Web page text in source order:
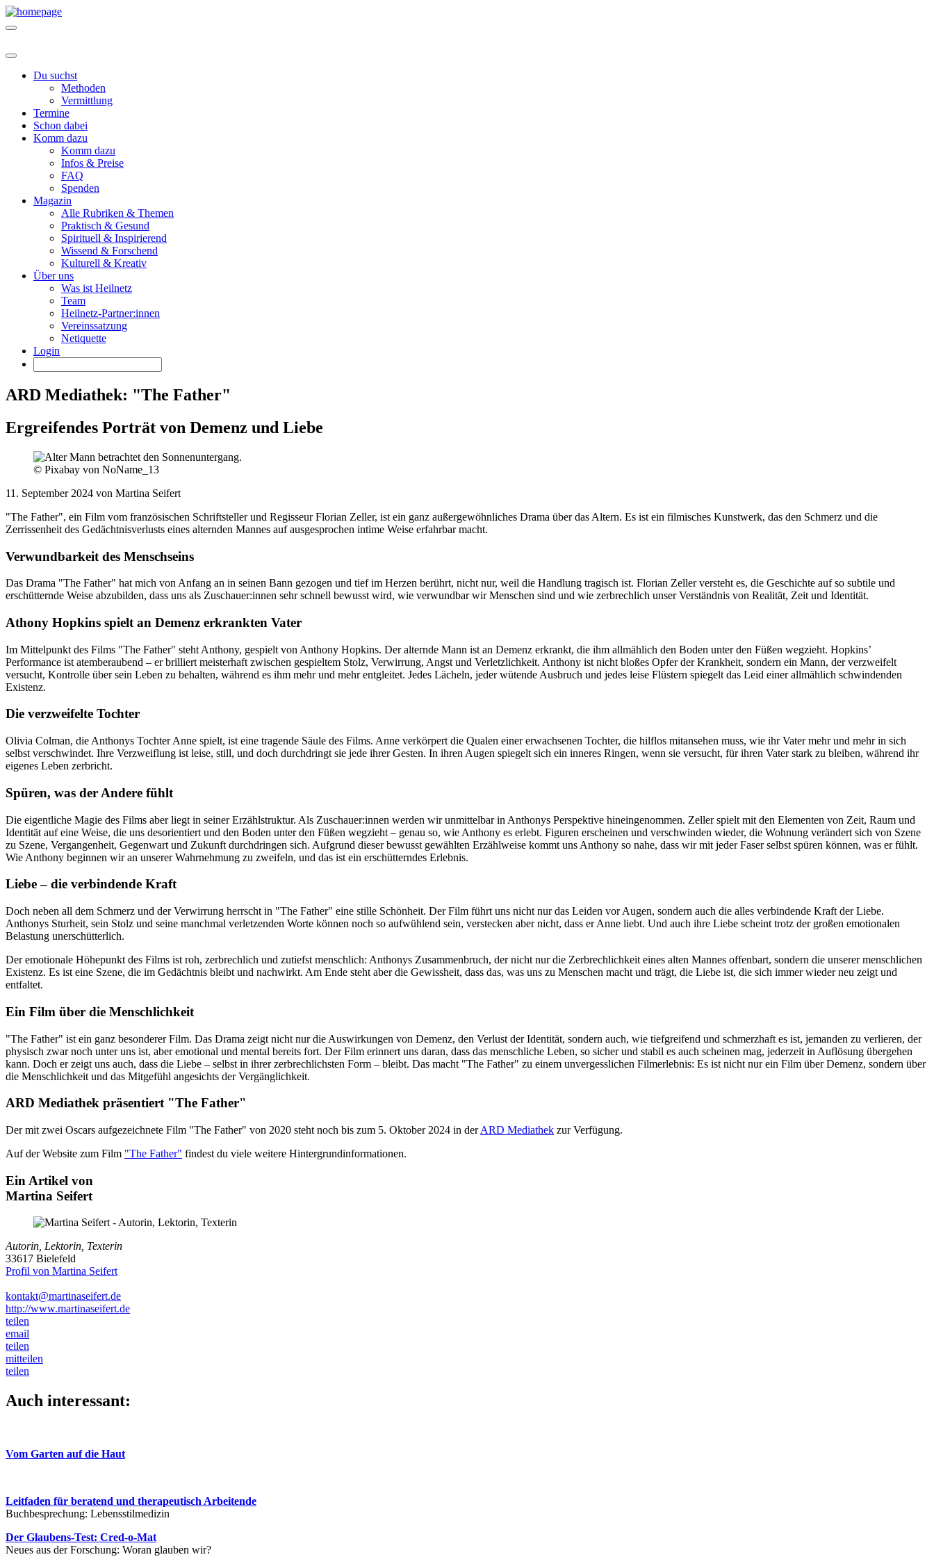
Du suchst
Methoden
Vermittlung
Termine
Schon dabei
Komm dazu
Komm dazu
Infos & Preise
FAQ
Spenden
Magazin
Alle Rubriken & Themen
Praktisch & Gesund
Spirituell & Inspirierend
Wissend & Forschend
Kulturell & Kreativ
Über uns
Was ist Heilnetz
Team
Heilnetz-Partner:innen
Vereinssatzung
Netiquette
Login
ARD Mediathek: "The Father"
Ergreifendes Porträt von Demenz und Liebe
© Pixabay von NoName_13
11. September 2024 von Martina Seifert
"The Father", ein Film vom französischen Schriftsteller und Regisseur Florian Zeller, ist ein ganz außergewöhnliches Drama über das Altern. Es ist ein filmisches Kunstwerk, das den Schmerz und die
Zerrissenheit des Gedächtnisverlusts eines alternden Mannes auf ausgesprochen intime Weise erfahrbar macht.
Verwundbarkeit des Menschseins
Das Drama "The Father" hat mich von Anfang an in seinen Bann gezogen und tief im Herzen berührt, nicht nur, weil die Handlung tragisch ist. Florian Zeller versteht es, die Geschichte auf so subtile und
erschütternde Weise abzubilden, dass uns als Zuschauer:innen sehr schnell bewusst wird, wie verwundbar wir Menschen sind und wie zerbrechlich unser Verständnis von Realität, Zeit und Identität.
Athony Hopkins spielt an Demenz erkrankten Vater
Im Mittelpunkt des Films "The Father" steht Anthony, gespielt von Anthony Hopkins. Der alternde Mann ist an Demenz erkrankt, die ihm allmählich den Boden unter den Füßen wegzieht. Hopkins’
Performance ist atemberaubend – er brilliert meisterhaft zwischen gespieltem Stolz, Verwirrung, Angst und Verletzlichkeit. Anthony ist nicht bloßes Opfer der Krankheit, sondern ein Mann, der verzweifelt
versucht, Kontrolle über sein Leben zu behalten, während es ihm mehr und mehr entgleitet. Jedes Lächeln, jeder wütende Ausbruch und jedes leise Flüstern spiegelt das Leid einer allmählich schwindenden
Existenz.
Die verzweifelte Tochter
Olivia Colman, die Anthonys Tochter Anne spielt, ist eine tragende Säule des Films. Anne verkörpert die Qualen einer erwachsenen Tochter, die hilflos mitansehen muss, wie ihr Vater mehr und mehr in sich
selbst verschwindet. Ihre Verzweiflung ist leise, still, und doch durchdringt sie jede ihrer Gesten. In ihren Augen spiegelt sich ein inneres Ringen, wenn sie versucht, für ihren Vater stark zu bleiben, während ihr
eigenes Leben zerbricht.
Spüren, was der Andere fühlt
Die eigentliche Magie des Films aber liegt in seiner Erzählstruktur. Als Zuschauer:innen werden wir unmittelbar in Anthonys Perspektive hineingenommen. Zeller spielt mit den Elementen von Zeit, Raum und
Identität auf eine Weise, die uns desorientiert und den Boden unter den Füßen wegzieht – genau so, wie Anthony es erlebt. Figuren erscheinen und verschwinden wieder, die Wohnung verändert sich von Szene
zu Szene, Vergangenheit, Gegenwart und Zukunft durchdringen sich. Aufgrund dieser bewusst gewählten Erzählweise kommt uns Anthony so nahe, dass wir mit jeder Faser selbst spüren können, was er fühlt.
Wie Anthony beginnen wir an unserer Wahrnehmung zu zweifeln, und das ist ein erschütterndes Erlebnis.
Liebe – die verbindende Kraft
Doch neben all dem Schmerz und der Verwirrung herrscht in "The Father" eine stille Schönheit. Der Film führt uns nicht nur das Leiden vor Augen, sondern auch die alles verbindende Kraft der Liebe.
Anthonys Sturheit, sein Stolz und seine manchmal verletzenden Worte können noch so aufwühlend sein, verstecken aber nicht, dass er Anne liebt. Und auch ihre Liebe scheint trotz der großen emotionalen
Belastung unerschütterlich.
Der emotionale Höhepunkt des Films ist roh, zerbrechlich und zutiefst menschlich: Anthonys Zusammenbruch, der nicht nur die Zerbrechlichkeit eines alten Mannes offenbart, sondern die unserer menschlichen
Existenz. Es ist eine Szene, die im Gedächtnis bleibt und nachwirkt. Am Ende steht aber die Gewissheit, dass das, was uns zu Menschen macht und trägt, die Liebe ist, die sich immer wieder neu zeigt und
entfaltet.
Ein Film über die Menschlichkeit
"The Father" ist ein ganz besonderer Film. Das Drama zeigt nicht nur die Auswirkungen von Demenz, den Verlust der Identität, sondern auch, wie tiefgreifend und schmerzhaft es ist, jemanden zu verlieren, der
physisch zwar noch unter uns ist, aber emotional und mental bereits fort. Der Film erinnert uns daran, dass das menschliche Leben, so sicher und stabil es auch scheinen mag, jederzeit in Auflösung übergehen
kann. Doch er zeigt uns auch, dass die Liebe – selbst in ihrer zerbrechlichsten Form – bleibt. Das macht "The Father" zu einem unvergesslichen Filmerlebnis: Es ist nicht nur ein Film über Demenz, sondern über
die Menschlichkeit und das Mitgefühl angesichts der Vergänglichkeit.
ARD Mediathek präsentiert "The Father"
Der mit zwei Oscars aufgezeichnete Film "The Father" von 2020 steht noch bis zum 5. Oktober 2024 in derARD Mediathek zur Verfügung.
Auf der Website zum Film "The Father" findest du viele weitere Hintergrundinformationen.
Ein Artikel von
Martina Seifert
Autorin, Lektorin, Texterin
33617 Bielefeld
Profil von Martina Seifert
kontakt@martinaseifert.de
http://www.martinaseifert.de
teilen
email
teilen
mitteilen
teilen
Auch interessant:
Vom Garten auf die Haut
Leitfaden für beratend und therapeutisch Arbeitende
Buchbesprechung: Lebensstilmedizin
Der Glaubens-Test: Cred-o-Mat
Neues aus der Forschung: Woran glauben wir?